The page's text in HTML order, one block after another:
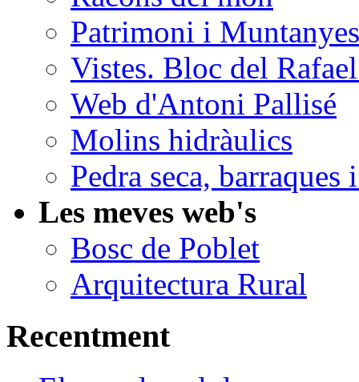
Patrimoni i Muntanyes
Vistes. Bloc del
Web d'Antoni Pallisé
Molins hidràulics
Pedra seca, barraques
Les meves web's
Bosc de Poblet
Arquitectura Rural
Recentment